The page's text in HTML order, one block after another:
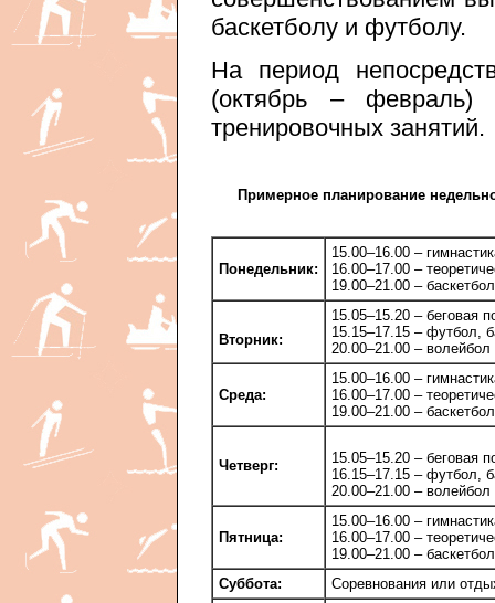
баскетболу и футболу.
На период
(октябрь – февраль)
тренировочных занятий.
Примерное планирование
Понедельник:
15.00–16.00 –
16.00–17.00 –
19.00–21.00 –
Вторник:
15.05–15.20 – беговая
15.15–17.15 – футбол,
20.00–21.00 – волейбол
Среда:
15.00–16.00 –
16.00–17.00 –
19.00–21.00 –
Четверг:
15.05–15.20 – беговая
16.15–17.15 – футбол,
20.00–21.00 – волейбол
Пятница:
15.00–16.00 –
16.00–17.00 –
19.00–21.00 –
Суббота:
Соревнования или